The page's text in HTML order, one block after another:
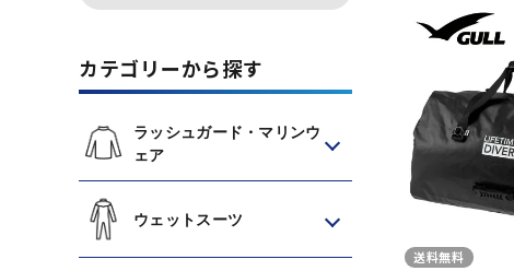
カテゴリーから探す
ラッシュガード・マリンウ
ェア
ウェットスーツ
送料無料